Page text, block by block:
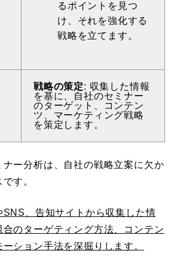
るポイントを見つ
け、それを強化する
戦略を立てます。
戦略の策定: 収集した情報
を基に、自社のセミナー
のターゲット、コンテン
ツ、マーケティング戦略
を策定します。
ナー分析は、自社の戦略立案に欠か
す。
SNS、告知サイトから収集した情
のターゲティング方法、コンテン
ション手法を深掘りします。